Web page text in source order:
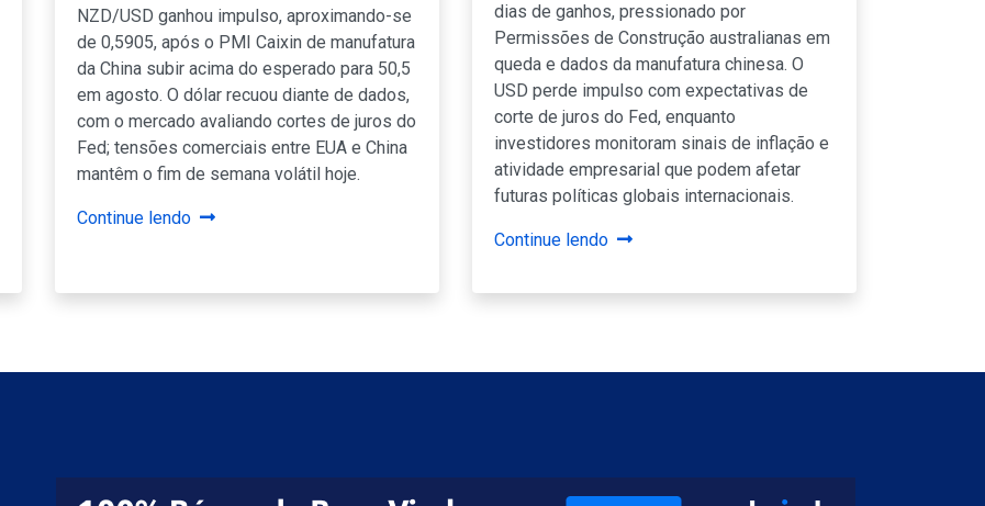
NZD/USD ganhou impulso, aproximando-se
de 0,5905, após o PMI Caixin de manufatura
da China subir acima do esperado para 50,5
em agosto. O dólar recuou diante de dados,
com o mercado avaliando cortes de juros do
Fed; tensões comerciais entre EUA e China
mantêm o fim de semana volátil hoje.
Continue lendo
dias de ganhos, pressionado por
Permissões de Construção australianas em
queda e dados da manufatura chinesa. O
USD perde impulso com expectativas de
corte de juros do Fed, enquanto
investidores monitoram sinais de inflação e
atividade empresarial que podem afetar
futuras políticas globais internacionais.
Continue lendo